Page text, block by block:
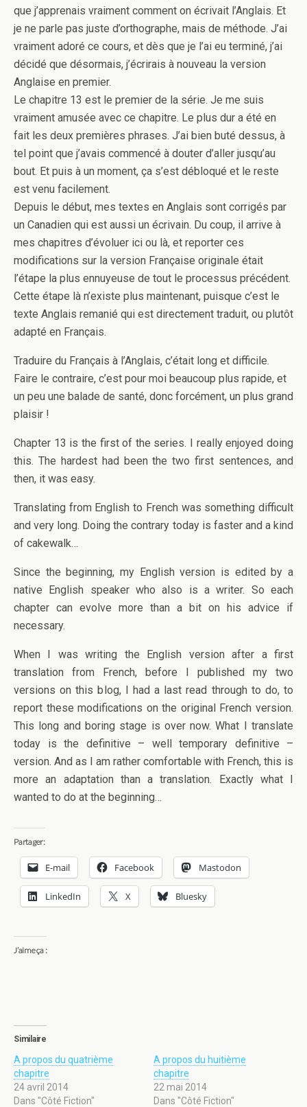
que j’apprenais vraiment comment on écrivait l’Anglais. Et
je ne parle pas juste d’orthographe, mais de méthode. J’ai
vraiment adoré ce cours, et dès que je l’ai eu terminé, j’ai
décidé que désormais, j’écrirais à nouveau la version
Anglaise en premier.
Le chapitre 13 est le premier de la série. Je me suis
vraiment amusée avec ce chapitre. Le plus dur a été en
fait les deux premières phrases. J’ai bien buté dessus, à
tel point que j’avais commencé à douter d’aller jusqu’au
bout. Et puis à un moment, ça s’est débloqué et le reste
est venu facilement.
Depuis le début, mes textes en Anglais sont corrigés par
un Canadien qui est aussi un écrivain. Du coup, il arrive à
mes chapitres d’évoluer ici ou là, et reporter ces
modifications sur la version Française originale était
l’étape la plus ennuyeuse de tout le processus précédent.
Cette étape là n’existe plus maintenant, puisque c’est le
texte Anglais remanié qui est directement traduit, ou plutôt
adapté en Français.
Traduire du Français à l’Anglais, c’était long et difficile.
Faire le contraire, c’est pour moi beaucoup plus rapide, et
un peu une balade de santé, donc forcément, un plus grand
plaisir !
Chapter 13 is the first of the series. I really enjoyed doing
this. The hardest had been the two first sentences, and
then, it was easy.
Translating from English to French was something difficult
and very long. Doing the contrary today is faster and a kind
of cakewalk…
Since the beginning, my English version is edited by a
native English speaker who also is a writer. So each
chapter can evolve more than a bit on his advice if
necessary.
When I was writing the English version after a first
translation from French, before I published my two
versions on this blog, I had a last read through to do, to
report these modifications on the original French version.
This long and boring stage is over now. What I translate
today is the definitive – well temporary definitive –
version. And as I am rather comfortable with French, this is
more an adaptation than a translation. Exactly what I
wanted to do at the beginning…
Partager:
E-mail Facebook Mastodon
LinkedIn X Bluesky
J’aime ça :
Similaire
A propos du quatrième
chapitre
24 avril 2014
Dans "Côté Fiction"
A propos du huitième
chapitre
22 mai 2014
Dans "Côté Fiction"